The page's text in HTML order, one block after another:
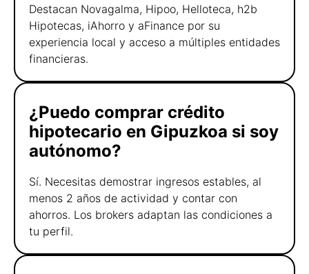
Destacan Novagalma, Hipoo, Helloteca, h2b
Hipotecas, iAhorro y aFinance por su
experiencia local y acceso a múltiples entidades
financieras.
¿Puedo comprar crédito
hipotecario en Gipuzkoa si soy
autónomo?
Sí. Necesitas demostrar ingresos estables, al
menos 2 años de actividad y contar con
ahorros. Los brokers adaptan las condiciones a
tu perfil.